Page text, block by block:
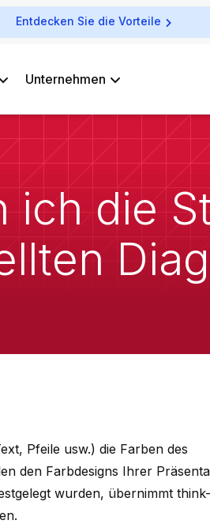
Entdecken Sie die Vorteile
Unternehmen
ich die
Pfeile usw.) die Farben des
den Farbdesigns Ihrer
wurden, übernimmt